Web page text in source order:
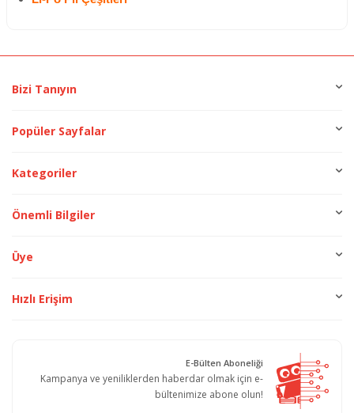
Bizi Tanıyın
Popüler Sayfalar
Kategoriler
Önemli Bilgiler
Üye
Hızlı Erişim
E-Bülten Aboneliği
Kampanya ve yeniliklerden haberdar olmak için e-
bültenimize abone olun!